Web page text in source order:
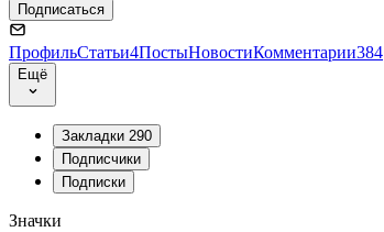
Подписаться
ПрофильСтатьи4ПостыНовостиКомментарии384
Ещё
Закладки 290
Подписчики
Подписки
Значки